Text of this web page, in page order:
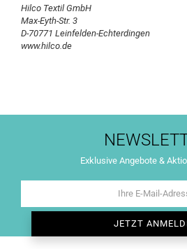
Hilco Textil GmbH
Max-Eyth-Str. 3
D-70771 Leinfelden-Echterdingen
www.hilco.de
Exklusive Angebote &